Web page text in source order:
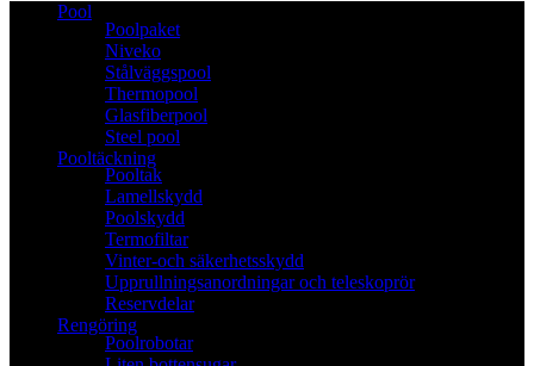
Pool
Poolpaket
Niveko
Stålväggspool
Thermopool
Glasfiberpool
Steel pool
Pooltäckning
Pooltak
Lamellskydd
Poolskydd
Termofiltar
Vinter-och säkerhetsskydd
Upprullningsanordningar och teleskoprör
Reservdelar
Rengöring
Poolrobotar